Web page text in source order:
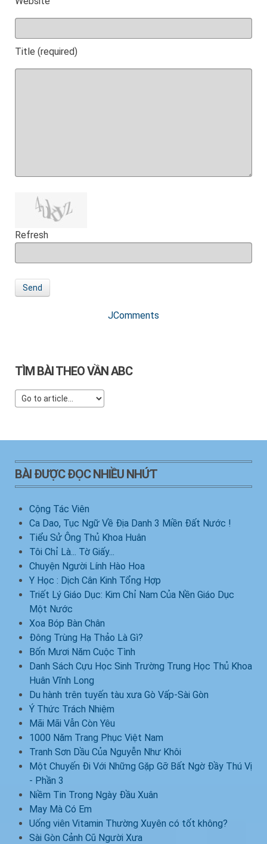
Title (required)
Refresh
Send
JComments
TÌM BÀI THEO VẦN ABC
BÀI ĐƯỢC ĐỌC NHIỀU NHỨT
Cộng Tác Viên
Ca Dao, Tục Ngữ Về Địa Danh 3 Miền Đất Nước !
Tiểu Sử Ông Thủ Khoa Huân
Tôi Chỉ Là... Tờ Giấy...
Chuyện Người Lính Hào Hoa
Y Học : Dịch Cân Kinh Tổng Hợp
Triết Lý Giáo Dục: Kim Chỉ Nam Của Nền Giáo Dục
Một Nước
Xoa Bóp Bàn Chân
Đông Trùng Hạ Thảo Là Gì?
Bốn Mươi Năm Cuộc Tình
Danh Sách Cựu Học Sinh Trường Trung Học Thủ Khoa
Huân Vĩnh Long
Du hành trên tuyến tàu xưa Gò Vấp-Sài Gòn
Ý Thức Trách Nhiệm
Mãi Mãi Vẫn Còn Yêu
1000 Năm Trang Phục Việt Nam
Tranh Sơn Dầu Của Nguyễn Như Khôi
Một Chuyến Đi Với Những Gặp Gỡ Bất Ngờ Đầy Thú Vị
- Phần 3
Niềm Tin Trong Ngày Đầu Xuân
May Mà Có Em
Uống viên Vitamin Thường Xuyên có tốt không?
Sài Gòn Cảnh Cũ Người Xưa